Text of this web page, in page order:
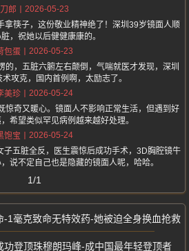
刀郎
2026-05-23
拿筷子，这份敬业精神绝了！深圳39岁镜面人顺
，祝她以后健健康康的。
包蛋
2026-05-23
的，五脏六腑左右颠倒，气喘就医才发现，深圳
攻克，国内首例啊，太励志了。
美珍
2026-05-24
惊奇又暖心。镜面人不影响正常生活，但遇到好
希望类似罕见病例越来越好处理。
饱宝
2026-05-24
子五脏全反，医生震惊后成功手术，3D胸腔镜牛
说不定自己也是隐藏的镜面人呢，哈哈。
1/1
-1毫克致命无特效药-她被迫全身换血抢救
功登顶珠穆朗玛峰-成中国最年轻登顶者